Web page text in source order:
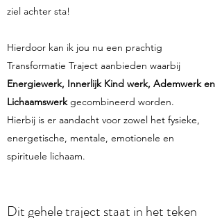
ziel achter sta!
Hierdoor kan ik jou nu een prachtig
Transformatie Traject aanbieden waarbij
Energiewerk, Innerlijk Kind werk, Ademwerk en
Lichaamswerkgecombineerd worden.
Hierbij is er aandacht voor zowel het fysieke,
energetische, mentale, emotionele en
spirituele lichaam.
Dit gehele traject staat in het teken